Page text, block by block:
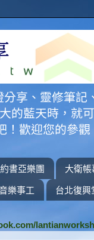
享、靈修筆
的藍天時，就
歡迎您的參觀
約書亞樂團 大衛
樂事工 台北復興